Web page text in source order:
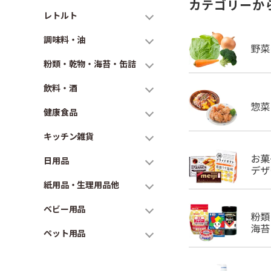
レトルト
調味料・油
粉類・乾物・海苔・缶詰
飲料・酒
健康食品
キッチン雑貨
日用品
紙用品・生理用品他
ベビー用品
ペット用品
カテゴリーか